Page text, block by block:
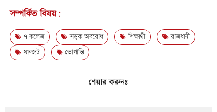
সম্পর্কিত বিষয়:
৭ কলেজ সড়ক অবরোধ শিক্ষার্থী
রাজধানী
যানজট
ভোগান্তি
শেয়ার করুনঃ